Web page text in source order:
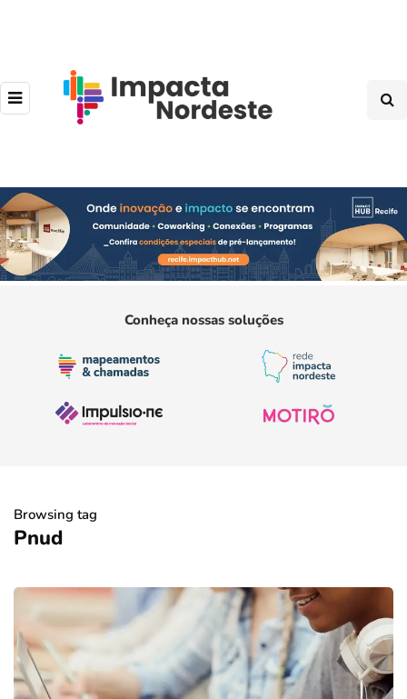
Conheça nossas soluções
Browsing tag
Pnud